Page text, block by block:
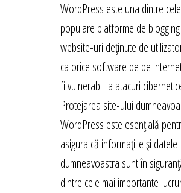
WordPress este una dintre
populare platforme de
website-uri deținute de
ca orice software de pe
fi vulnerabil la atacuri
Protejarea site-ului
WordPress este esențială
asigura că informațiile și datele
dumneavoastra sunt în
dintre cele mai importante